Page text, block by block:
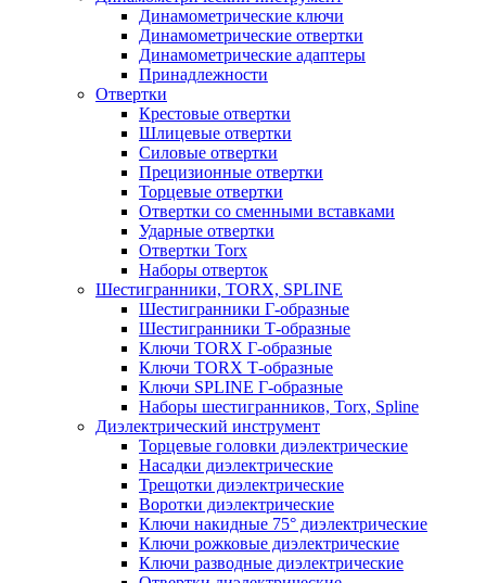
Динамометрические ключи
Динамометрические отвертки
Динамометрические адаптеры
Принадлежности
Отвертки
Крестовые отвертки
Шлицевые отвертки
Силовые отвертки
Прецизионные отвертки
Торцевые отвертки
Отвертки со сменными вставками
Ударные отвертки
Отвертки Torx
Наборы отверток
Шестигранники, TORX, SPLINE
Шестигранники Г-образные
Шестигранники Т-образные
Ключи TORX Г-образные
Ключи TORX Т-образные
Ключи SPLINE Г-образные
Наборы шестигранников, Torx, Spline
Диэлектрический инструмент
Торцевые головки диэлектрические
Насадки диэлектрические
Трещотки диэлектрические
Воротки диэлектрические
Ключи накидные 75° диэлектрические
Ключи рожковые диэлектрические
Ключи разводные диэлектрические